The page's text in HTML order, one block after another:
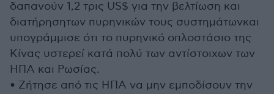
δαπανούν 1,2 τρις US$ για την βελτίωση και
διατήρησητων πυρηνικών τους συστημάτωνκαι
υπογράμμισε ότι το πυρηνικό οπλοστάσιο της
Κίνας υστερεί κατά πολύ των αντίστοιχων των
ΗΠΑ και Ρωσίας.
• Ζήτησε από τις ΗΠΑ να μην εμποδίσουν την